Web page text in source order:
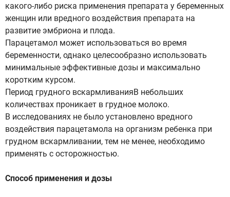
какого-либо риска применения препарата у беременных
женщин или вредного воздействия препарата на
развитие эмбриона и плода.
Парацетамол может использоваться во время
беременности, однако целесообразно использовать
минимальные эффективные дозы и максимально
коротким курсом.
Период грудного вскармливанияВ небольших
количествах проникает в грудное молоко.
В исследованиях не было установлено вредного
воздействия парацетамола на организм ребенка при
грудном вскармливании, тем не менее, необходимо
применять с осторожностью.
Способ применения и дозы